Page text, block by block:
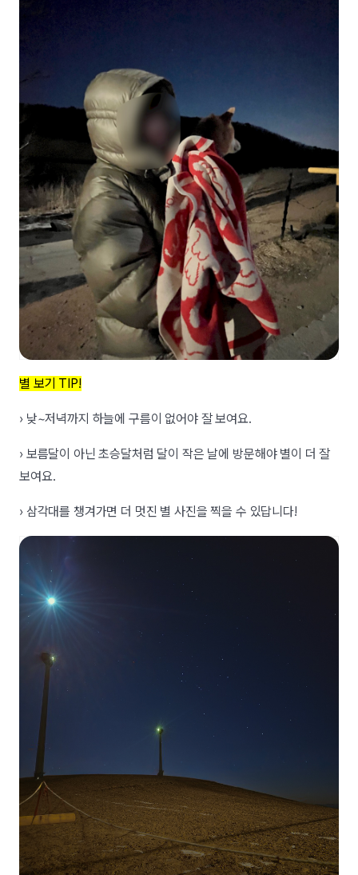
별 보기 TIP!
› 낮~저녁까지 하늘에 구름이 없어야 잘 보여요.
› 보름달이 아닌 초승달처럼 달이 작은 날에 방문해야 별이 더 잘
보여요.
› 삼각대를 챙겨가면 더 멋진 별 사진을 찍을 수 있답니다!